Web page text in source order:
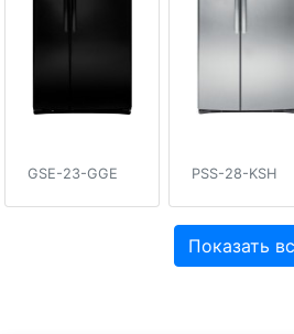
GSE-23-GGE PSS-28-KSH
Показать